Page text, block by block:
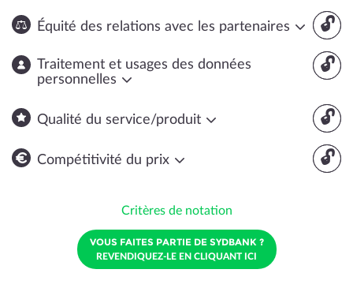
🔓
Équité des relations avec les partenaires
🔓
Traitement et usages des données
personnelles
🔓
Qualité du service/produit
🔓
Compétitivité du prix
Critères de notation
VOUS FAITES PARTIE DE SYDBANK ?
REVENDIQUEZ-LE EN CLIQUANT ICI